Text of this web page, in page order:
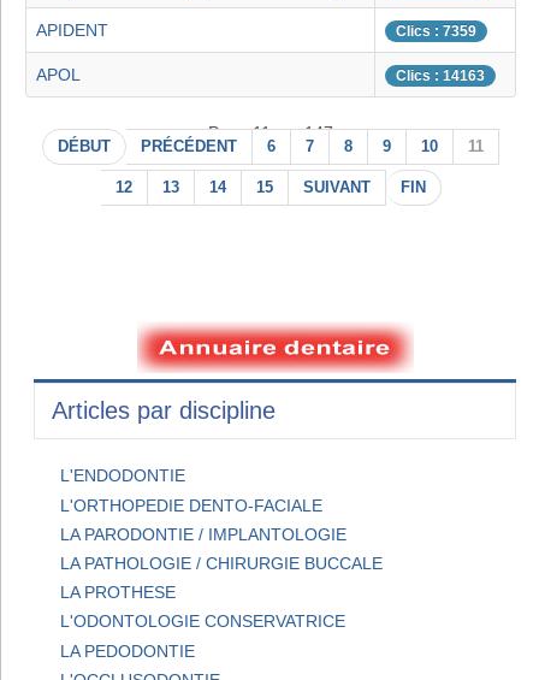
APIDENT Clics : 7359
APOL Clics : 14163
Page 11 sur 147
DÉBUT PRÉCÉDENT 6 7 8 9 10 11
12 13 14 15 SUIVANT FIN
Articles par discipline
L'ENDODONTIE
L'ORTHOPEDIE DENTO-FACIALE
LA PARODONTIE / IMPLANTOLOGIE
LA PATHOLOGIE / CHIRURGIE BUCCALE
LA PROTHESE
L'ODONTOLOGIE CONSERVATRICE
LA PEDODONTIE